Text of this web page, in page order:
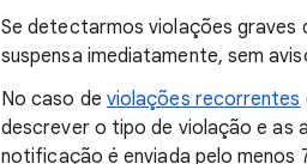
Se detectarmos violações graves
suspensa imediatamente, sem
No caso de violações recorrentes
descrever o tipo de violação e as
notificação é enviada pelo menos